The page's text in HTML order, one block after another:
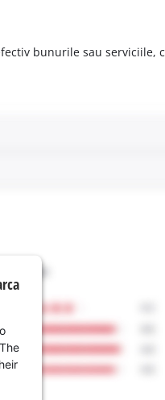
bunurile sau serviciile,